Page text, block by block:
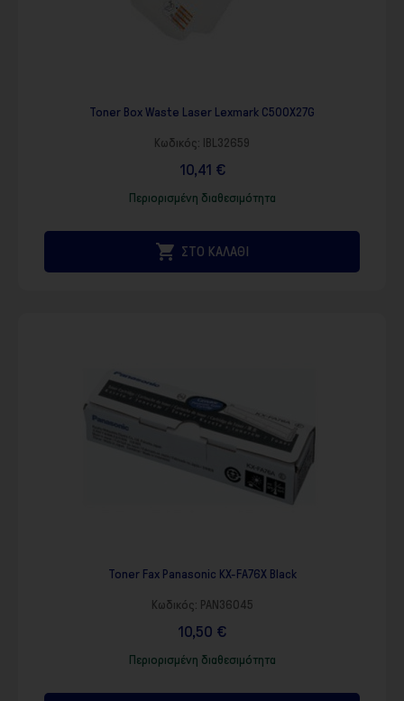
Toner Box Waste Laser Lexmark C500X27G
Κωδικός: IBL32659
10,41 €
Περιορισμένη διαθεσιμότητα
 ΣΤΟ ΚΑΛΑΘΙ
Toner Fax Panasonic KX-FA76X Black
Κωδικός: PAN36045
10,50 €
Περιορισμένη διαθεσιμότητα